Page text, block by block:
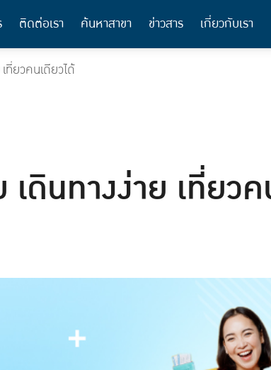
ติดต่อเรา ค้นหาสาขา ข่าวสาร เกี่ยวกับเรา
ที่ยวคนเดียวได้
ดินทางง่าย เที่ยว